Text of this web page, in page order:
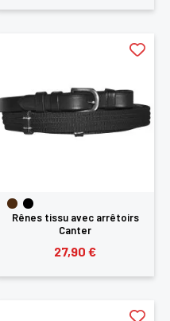
Rênes tissu avec arrêtoirs
Canter
27,90 €